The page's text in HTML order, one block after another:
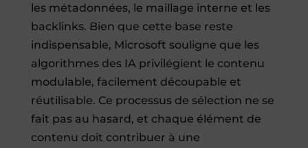
les métadonnées, le maillage interne et les
backlinks. Bien que cette base reste
indispensable, Microsoft souligne que les
algorithmes des IA privilégient le contenu
modulable, facilement découpable et
réutilisable. Ce processus de sélection ne se
fait pas au hasard, et chaque élément de
contenu doit contribuer à une